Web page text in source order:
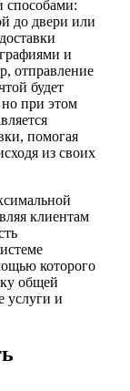
способами:
до двери или
и
отправление
будет
но при этом
помогая
из своих
клиентам
которого
общей
услуги и